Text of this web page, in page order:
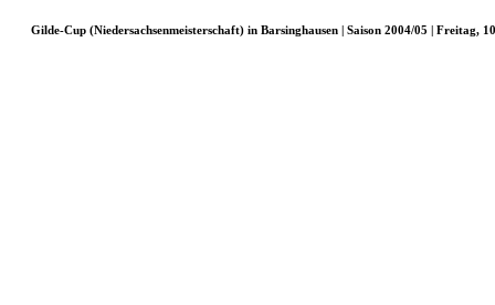
Gilde-Cup (Niedersachsenmeisterschaft) in Barsinghausen | Saison 2004/05 | Freitag,